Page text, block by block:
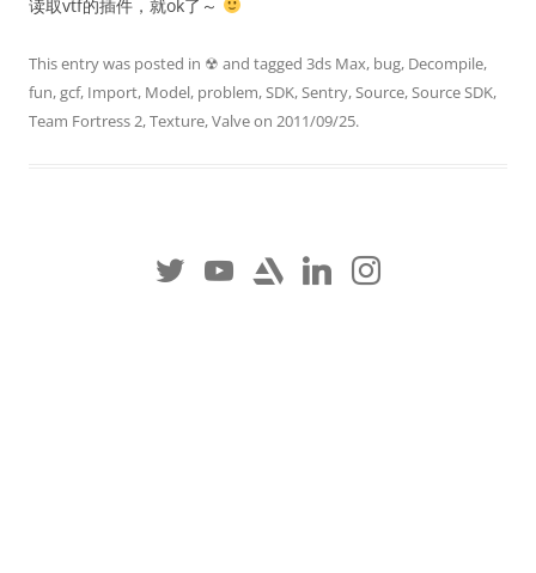
读取vtf的插件，就ok了～
This entry was posted in ☢ and tagged 3ds Max, bug, Decompile,
fun,gcf, Import, Model, problem,SDK,Sentry,Source,Source SDK,
Team Fortress 2,Texture,Valveon 2011/09/25.